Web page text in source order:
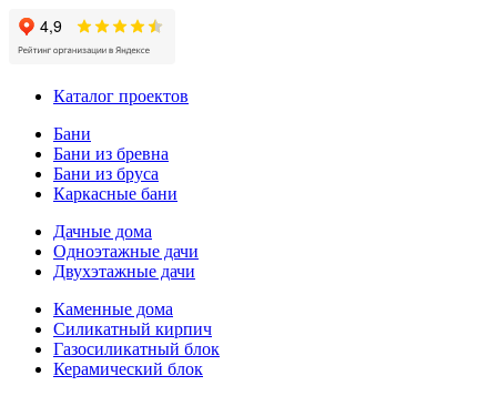
Каталог проектов
Бани
Бани из бревна
Бани из бруса
Каркасные бани
Дачные дома
Одноэтажные дачи
Двухэтажные дачи
Каменные дома
Силикатный кирпич
Газосиликатный блок
Керамический блок